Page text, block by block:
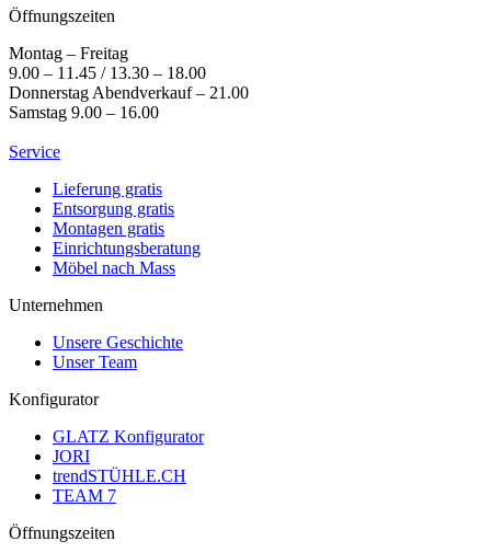
Öffnungszeiten
Montag – Freitag
9.00 – 11.45 / 13.30 – 18.00
Donnerstag Abendverkauf – 21.00
Samstag 9.00 – 16.00
Service
Lieferung gratis
Entsorgung gratis
Montagen gratis
Einrichtungsberatung
Möbel nach Mass
Unternehmen
Unsere Geschichte
Unser Team
Konfigurator
GLATZ Konfigurator
JORI
trendSTÜHLE.CH
TEAM 7
Öffnungszeiten